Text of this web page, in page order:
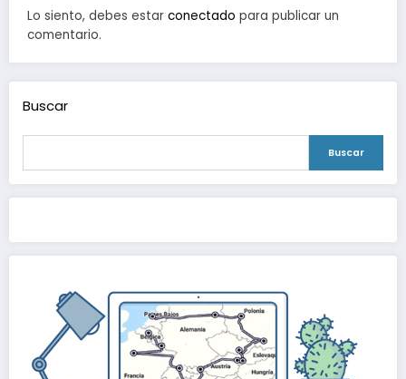
Lo siento, debes estar conectado para publicar un
comentario.
Buscar
Buscar